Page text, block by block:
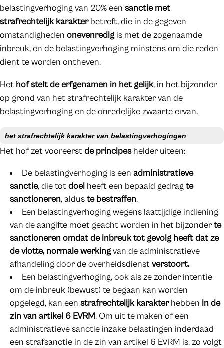
belastingverhoging van 20% een sanctie met
strafrechtelijk karakterbetreft, die in de gegeven
omstandigheden onevenredigis met de zogenaamde
inbreuk, en de belastingverhoging minstens om die reden
dient te worden ontheven.
Het hof stelt de erfgenamen in het gelijk, in het bijzonder
op grond van het strafrechtelijk karakter van de
belastingverhoging en de onredelijke zwaarte ervan.
het strafrechtelijk karakter van belastingverhogingen
Het hof zet vooreerstde principeshelder uiteen:
De belastingverhoging is een administratieve
sanctie, die totdoel heeft een bepaald gedragte
sanctioneren, alduste bestraffen.
Een belastingverhoging wegens laattijdige indiening
van de aangifte moet geacht worden in het bijzonderte
sanctioneren omdat de inbreuk tot gevolg heeft dat ze
de vlotte, normale werkingvan de administratieve
afhandeling door de overheidsdienstverstoort.
Een belastingverhoging, ook als ze zonder intentie
om de inbreuk (bewust) te begaan kan worden
opgelegd, kan een strafrechtelijk karakterhebben in de
zin van artikel 6 EVRM. Om uit te maken of een
administratieve sanctie inzake belastingen inderdaad
een strafsanctie in de zin van artikel 6 EVRM is, zo volgt